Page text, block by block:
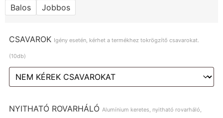
Balos Jobbos
CSAVAROK Igény esetén, kérhet a termékhez tokrögzítő csavarokat.
(10db)
NYITHATÓ ROVARHÁLÓ Alumínium keretes, nyitható rovarháló,